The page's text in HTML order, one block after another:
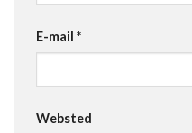
E-mail *
Websted